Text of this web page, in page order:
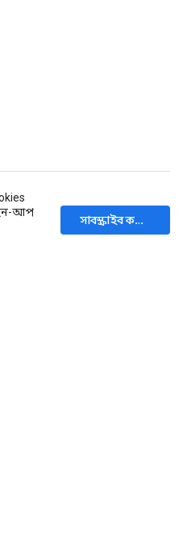
আপ
সাবস্ক্রাইব করুন